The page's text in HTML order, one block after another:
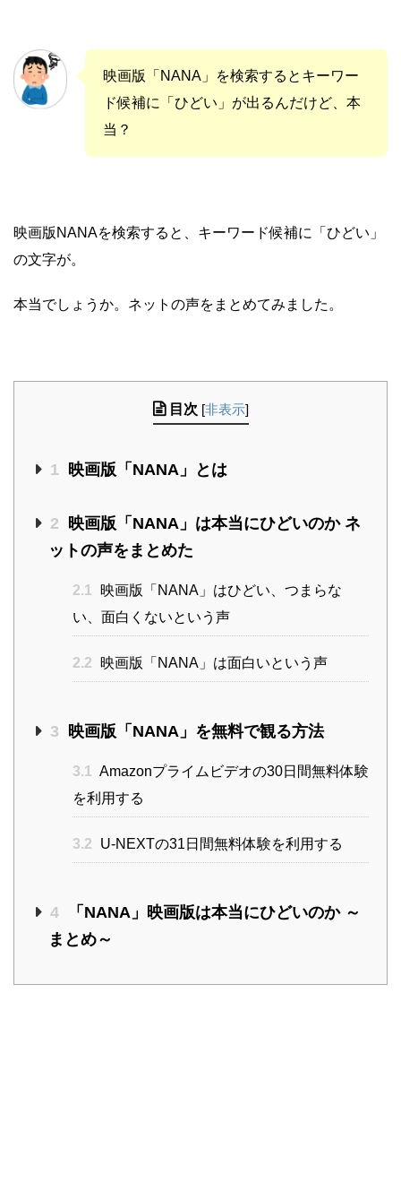
映画版「NANA」を検索するとキーワー
ド候補に「ひどい」が出るんだけど、本
当？
映画版NANAを検索すると、キーワード候補に「ひどい」
の文字が。
本当でしょうか。ネットの声をまとめてみました。
目次 [非表示]
1 映画版「NANA」とは
2
映画版「NANA」は本当にひどいのか ネ
ットの声をまとめた
2.1
映画版「NANA」はひどい、つまらな
い、面白くないという声
2.2 映画版「NANA」は面白いという声
3 映画版「NANA」を無料で観る方法
3.1 Amazonプライムビデオの30日間無料体験
を利用する
3.2 U-NEXTの31日間無料体験を利用する
4
「NANA」映画版は本当にひどいのか ～
まとめ～